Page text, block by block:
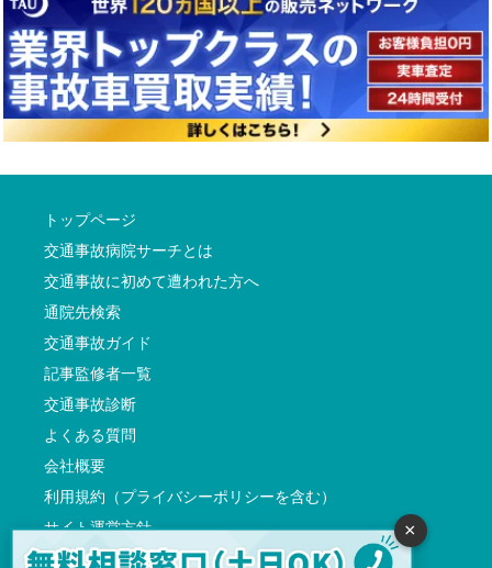
トップページ
交通事故病院サーチとは
交通事故に初めて遭われた方へ
通院先検索
交通事故ガイド
記事監修者一覧
交通事故診断
よくある質問
会社概要
利用規約（プライバシーポリシーを含む）
サイト運営方針
反社会的勢力に対する基本方針
×